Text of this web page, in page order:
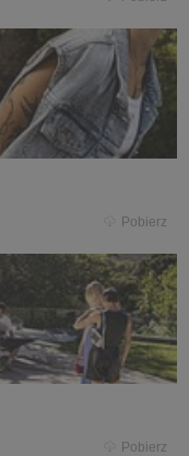
Pobierz
Pobierz